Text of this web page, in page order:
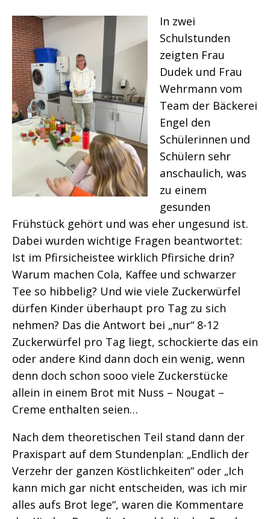
In zwei
Schulstunden
zeigten Frau
Dudek und Frau
Wehrmann vom
Team der Bäckerei
Engel den
Schülerinnen und
Schülern sehr
anschaulich, was
zu einem
gesunden
Frühstück gehört und was eher ungesund ist.
Dabei wurden wichtige Fragen beantwortet:
Ist im Pfirsicheistee wirklich Pfirsiche drin?
Warum machen Cola, Kaffee und schwarzer
Tee so hibbelig? Und wie viele Zuckerwürfel
dürfen Kinder überhaupt pro Tag zu sich
nehmen? Das die Antwort bei „nur“ 8-12
Zuckerwürfel pro Tag liegt, schockierte das ein
oder andere Kind dann doch ein wenig, wenn
denn doch schon sooo viele Zuckerstücke
allein in einem Brot mit Nuss – Nougat –
Creme enthalten seien…
Nach dem theoretischen Teil stand dann der
Praxispart auf dem Stundenplan: „Endlich der
Verzehr der ganzen Köstlichkeiten“ oder „Ich
kann mich gar nicht entscheiden, was ich mir
alles aufs Brot lege“, waren die Kommentare